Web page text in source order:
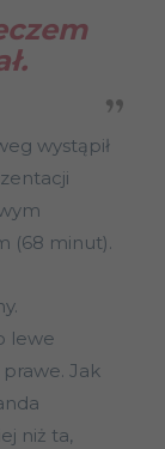
wystąpił
(68 minut).
lewe
Jak
niż ta,